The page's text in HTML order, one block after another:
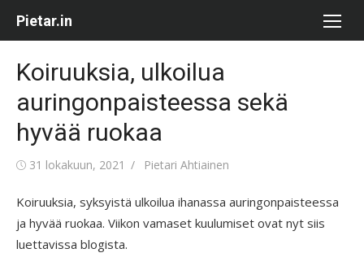
Pietar.in
Koiruuksia, ulkoilua
auringonpaisteessa sekä
hyvää ruokaa
Posted
31 lokakuun, 2021 Author
Pietari Ahtiainen
Koiruuksia, syksyistä ulkoilua ihanassa auringonpaisteessa
ja hyvää ruokaa. Viikon vamaset kuulumiset ovat nyt siis
luettavissa blogista.